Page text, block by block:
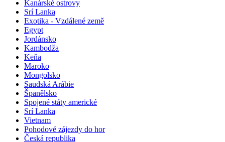
Kanárské ostrovy
Srí Lanka
Exotika - Vzdálené země
Egypt
Jordánsko
Kambodža
Keňa
Maroko
Mongolsko
Saudská Arábie
Španělsko
Spojené státy americké
Srí Lanka
Vietnam
Pohodové zájezdy do hor
Česká republika